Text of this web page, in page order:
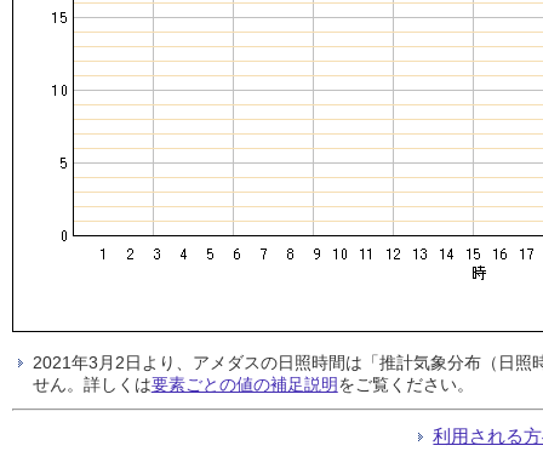
2021年3月2日より、アメダスの日照時間は「推計気象分布（日
せん。詳しくは要素ごとの値の補足説明をご覧ください。
利用される